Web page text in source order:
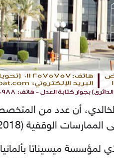
أن عدد من
الغرفة ممثلة بلجنة الأوقاف الأحد المقبل.
لمؤسسة ميسيناتا